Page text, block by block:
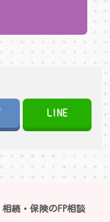
LINE
続・保険のFP相談